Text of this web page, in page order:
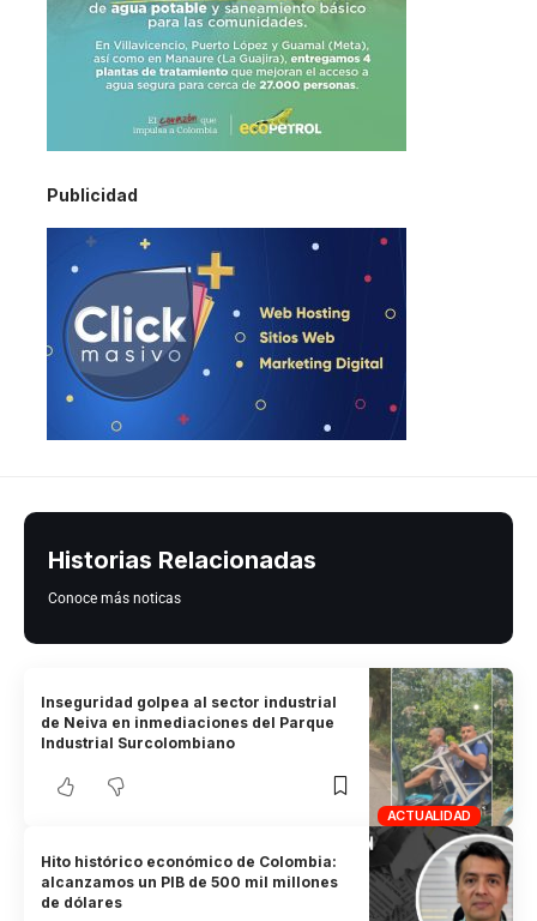
Publicidad
Historias Relacionadas
Conoce más noticas
ACTUALIDAD
Inseguridad golpea al sector industrial
de Neiva en inmediaciones del Parque
Industrial Surcolombiano
Hito histórico económico de Colombia:
alcanzamos un PIB de 500 mil millones
de dólares